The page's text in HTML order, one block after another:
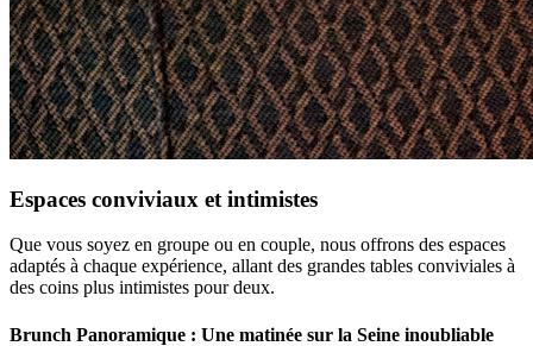
Espaces conviviaux et intimistes
Que vous soyez en groupe ou en couple, nous offrons des espaces
adaptés à chaque expérience, allant des grandes tables conviviales à
des coins plus intimistes pour deux.
Brunch Panoramique : Une matinée sur la Seine inoubliable